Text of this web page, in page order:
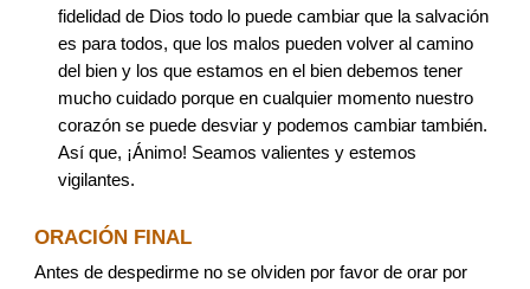
fidelidad de Dios todo lo puede cambiar que la salvación
es para todos, que los malos pueden volver al camino
del bien y los que estamos en el bien debemos tener
mucho cuidado porque en cualquier momento nuestro
corazón se puede desviar y podemos cambiar también.
Así que, ¡Ánimo! Seamos valientes y estemos
vigilantes.
ORACIÓN FINAL
Antes de despedirme no se olviden por favor de orar por